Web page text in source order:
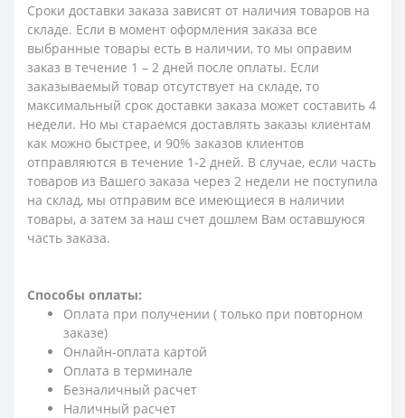
Сроки доставки заказа зависят от наличия товаров на
складе. Если в момент оформления заказа все
выбранные товары есть в наличии, то мы оправим
заказ в течение 1 – 2 дней после оплаты. Если
заказываемый товар отсутствует на складе, то
максимальный срок доставки заказа может составить 4
недели. Но мы стараемся доставлять заказы клиентам
как можно быстрее, и 90% заказов клиентов
отправляются в течение 1-2 дней. В случае, если часть
товаров из Вашего заказа через 2 недели не поступила
на склад, мы отправим все имеющиеся в наличии
товары, а затем за наш счет дошлем Вам оставшуюся
часть заказа.
Способы оплаты:
Оплата при получении ( только при повторном
заказе)
Онлайн-оплата картой
Оплата в терминале
Безналичный расчет
Наличный расчет